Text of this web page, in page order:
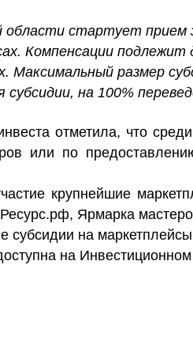
области стартует прием
Компенсации
Максимальный размер
субсидии, на 100%
отметила, что
или по
крупнейшие
Ярмарка
субсидии на
на